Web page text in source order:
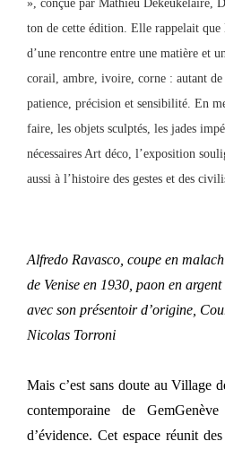
», conçue par Mathieu Dekeukelaire,
ton de cette édition. Elle rappelait
d’une rencontre entre une matière et
corail, ambre, ivoire, corne : autant
patience, précision et sensibilité. En
faire, les objets sculptés, les jades
nécessaires Art déco, l’exposition
aussi à l’histoire des gestes et des
Alfredo Ravasco, coupe en
de Venise en 1930, paon en
avec son présentoir d’origine,
Nicolas Torroni
Mais c’est sans doute au Village
contemporaine de
d’évidence. Cet espace réunit